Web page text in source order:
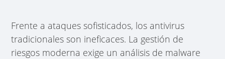
Frente a ataques sofisticados, los antivirus
tradicionales son ineficaces. La gestión de
riesgos moderna exige un análisis de malware